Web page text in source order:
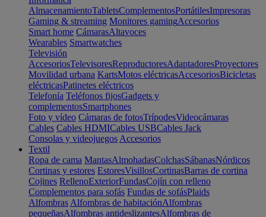
AlmacenamientoTabletsComplementosPortátilesImpresoras
Gaming & streaming Monitores gamingAccesorios
Smart home CámarasAltavoces
Wearables Smartwatches
Televisión
AccesoriosTelevisoresReproductoresAdaptadoresProyectores
Movilidad urbana KartsMotos eléctricasAccesoriosBicicletas
eléctricasPatinetes eléctricos
Telefonía Teléfonos fijosGadgets y
complementosSmartphones
Foto y vídeo Cámaras de fotosTrípodesVideocámaras
Cables Cables HDMICables USBCables Jack
Consolas y videojuegos Accesorios
Textil
Ropa de cama MantasAlmohadasColchasSábanasNórdicos
Cortinas y estores EstoresVisillosCortinasBarras de cortina
Cojines RellenoExteriorFundasCojín con relleno
Complementos para sofás Fundas de sofásPlaids
Alfombras Alfombras de habitaciónAlfombras
pequeñasAlfombras antideslizantesAlfombras de